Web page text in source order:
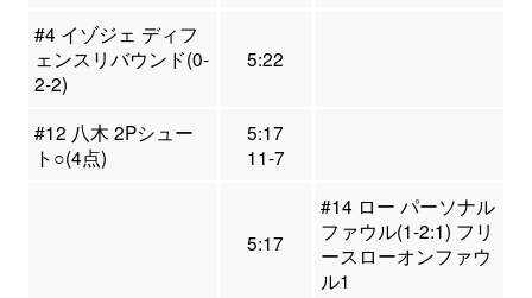
#4 イゾジェ ディフ
ェンスリバウンド(0-
2-2)
5:22
#12 八木 2Pシュー
ト○(4点)
5:17
11-7
5:17
#14 ロー パーソナル
ファウル(1-2:1) フリ
ースローオンファウ
ル1